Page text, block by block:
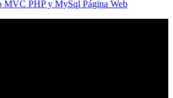
MVC PHP y MySql Página Web